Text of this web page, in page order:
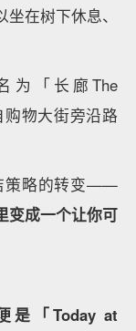
计的改变。建筑
，透明的玻璃好
有了更多自然
共空间范围也会
自由广场旁的